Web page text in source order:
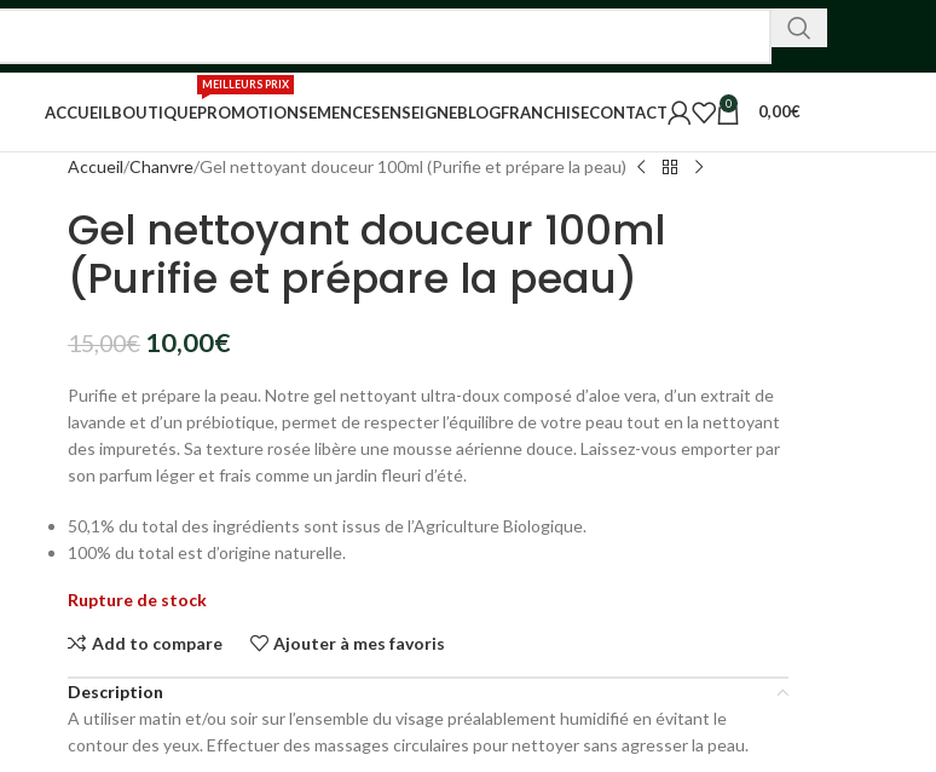
ACCUEILBOUTIQUEPROMOTION
MEILLEURS PRIX
SEMENCESENSEIGNEBLOGFRANCHISECONTACT 0 0,00€
Accueil Chanvre Gel nettoyant douceur 100ml (Purifie et prépare la peau)
Gel nettoyant douceur 100ml
(Purifie et prépare la peau)
15,00€ 10,00€
Purifie et prépare la peau. Notre gel nettoyant ultra-doux composé d’aloe vera, d’un extrait de
lavande et d’un prébiotique, permet de respecter l’équilibre de votre peau tout en la nettoyant
des impuretés. Sa texture rosée libère une mousse aérienne douce. Laissez-vous emporter par
son parfum léger et frais comme un jardin fleuri d’été.
50,1% du total des ingrédients sont issus de l’Agriculture Biologique.
100% du total est d’origine naturelle.
Rupture de stock
Add to compare Ajouter à mes favoris
Description
A utiliser matin et/ou soir sur l’ensemble du visage préalablement humidifié en évitant le
contour des yeux. Effectuer des massages circulaires pour nettoyer sans agresser la peau.